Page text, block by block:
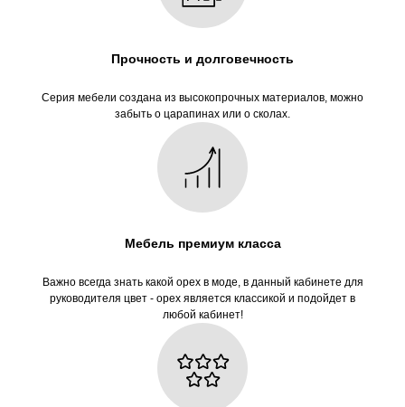
Прочность и долговечность
Серия мебели создана из высокопрочных материалов, можно
забыть о царапинах или о сколах.
Мебель премиум класса
Важно всегда знать какой орех в моде, в данный кабинете для
руководителя цвет - орех является классикой и подойдет в
любой кабинет!
ОСТАЛИСЬ ВОПРОСЫ?
Оставьте заявку, и наши менеджеры ответят
Отправить
Нажимая на кнопку, вы соглашаетесь
с политикой обработки данных